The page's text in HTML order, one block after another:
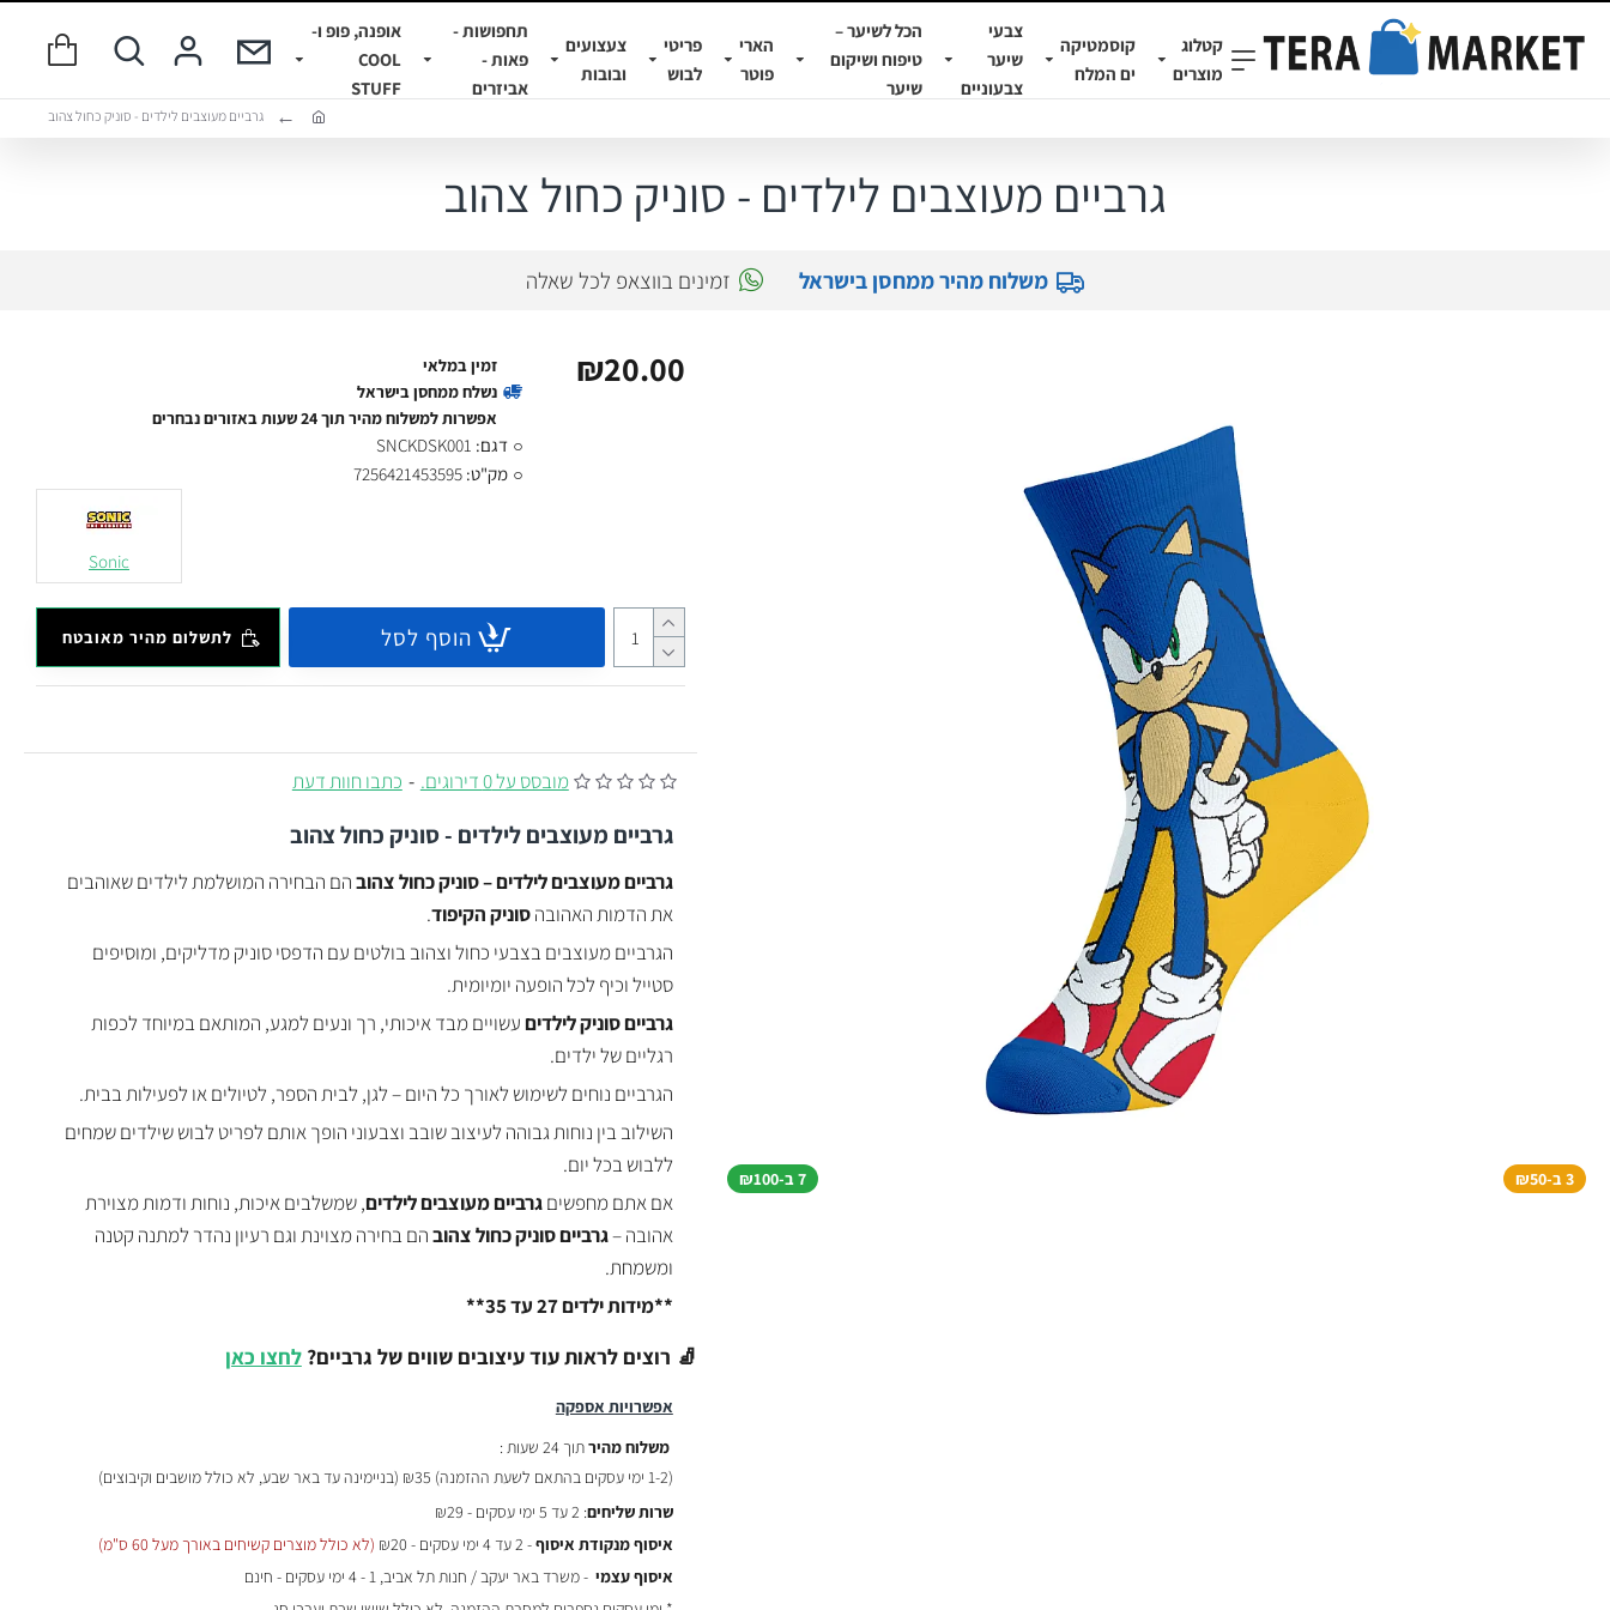
קטלוג
מוצרים
קוסמטיקה
ים המלח
צבעי
שיער
צבעוניים
הכל לשיער –
טיפוח ושיקום
שיער
הארי
פוטר
פריטי
לבוש
צעצועים
ובובות
תחפושות -
פאות -
אביזרים
אופנה, פופ ו-
COOL
STUFF
גרביים מעוצבים לילדים - סוניק כחול צהוב
גרביים מעוצבים לילדים - סוניק כחול צהוב
משלוח מהיר ממחסן בישראל זמינים בווצאפ לכל שאלה
3 ב-₪50 7 ב-₪100
מובסס על 0 דירוגים. - כתבו חוות דעת
₪20.00
זמין במלאי
נשלח ממחסן בישראל
אפשרות למשלוח מהיר תוך 24 שעות באזורים נבחרים
דגם: SNCKDSK001
מק"ט: 7256421453595
Sonic
הוסף לסל לתשלום מהיר מאובטח
אפשרויות אספקה
משלוח מהירתוך 24 שעות :
(1-2 ימי עסקים בהתאם לשעת ההזמנה)
₪35 (בניימינה עד באר שבע, לא כולל מושבים וקיבוצים)
שרות שליחים: 2 עד 5 ימי עסקים - ₪29
איסוף מנקודת איסוף- 2 עד 4 ימי עסקים - ₪20
(לא כולל מוצרים קשיחים באורך מעל 60 ס"מ)
איסוף עצמי - משרד באר יעקב / חנות תל אביב, 1 - 4 ימי עסקים - חינם
🧦 רוצים לראות עוד עיצובים שווים של גרביים?לחצו כאן
גרביים מעוצבים לילדים - סוניק כחול צהוב
גרביים מעוצבים לילדים – סוניק כחול צהובהם הבחירה המושלמת לילדים שאוהבים
את הדמות האהובהסוניק הקיפוד.
הגרביים מעוצבים בצבעי כחול וצהוב בולטים עם הדפסי סוניק מדליקים, ומוסיפים
סטייל וכיף לכל הופעה יומיומית.
גרביים סוניק לילדיםעשויים מבד איכותי, רך ונעים למגע, המותאם במיוחד לכפות
רגליים של ילדים.
הגרביים נוחים לשימוש לאורך כל היום – לגן, לבית הספר, לטיולים או לפעילות בבית.
השילוב בין נוחות גבוהה לעיצוב שובב וצבעוני הופך אותם לפריט לבוש שילדים שמחים
ללבוש בכל יום.
אם אתם מחפשיםגרביים מעוצבים לילדים, שמשלבים איכות, נוחות ודמות מצוירת
אהובה –גרביים סוניק כחול צהובהם בחירה מצוינת וגם רעיון נהדר למתנה קטנה
ומשמחת.
**מידות ילדים 27 עד 35**